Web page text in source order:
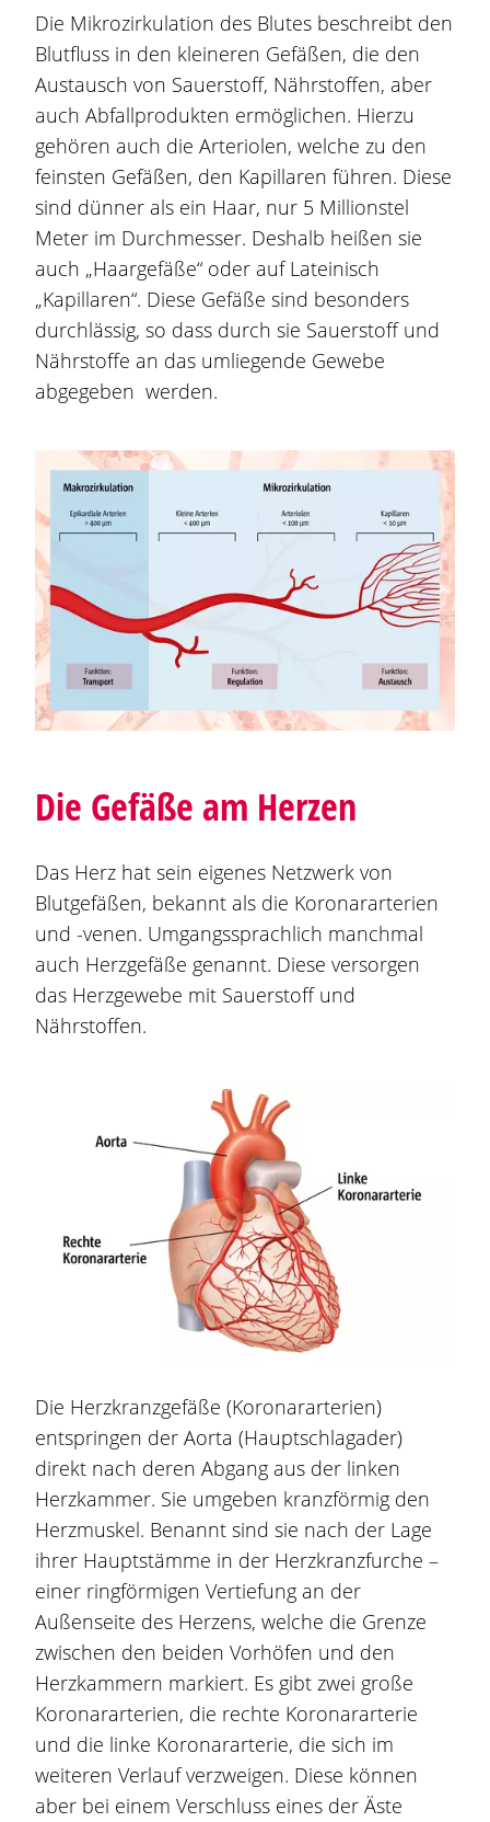
Die Mikrozirkulation des Blutes beschreibt den
Blutfluss in den kleineren Gefäßen, die den
Austausch von Sauerstoff, Nährstoffen, aber
auch Abfallprodukten ermöglichen. Hierzu
gehören auch die Arteriolen, welche zu den
feinsten Gefäßen, den Kapillaren führen. Diese
sind dünner als ein Haar, nur 5 Millionstel
Meter im Durchmesser. Deshalb heißen sie
auch „Haargefäße“ oder auf Lateinisch
„Kapillaren“. Diese Gefäße sind besonders
durchlässig, so dass durch sie Sauerstoff und
Nährstoffe an das umliegende Gewebe
abgegeben werden.
Die Gefäße am Herzen
Das Herz hat sein eigenes Netzwerk von
Blutgefäßen, bekannt als die Koronararterien
und -venen. Umgangssprachlich manchmal
auch Herzgefäße genannt. Diese versorgen
das Herzgewebe mit Sauerstoff und
Nährstoffen.
Die Herzkranzgefäße (Koronararterien)
entspringen der Aorta (Hauptschlagader)
direkt nach deren Abgang aus der linken
Herzkammer. Sie umgeben kranzförmig den
Herzmuskel. Benannt sind sie nach der Lage
ihrer Hauptstämme in der Herzkranzfurche –
einer ringförmigen Vertiefung an der
Außenseite des Herzens, welche die Grenze
zwischen den beiden Vorhöfen und den
Herzkammern markiert. Es gibt zwei große
Koronararterien, die rechte Koronararterie
und die linke Koronararterie, die sich im
weiteren Verlauf verzweigen. Diese können
aber bei einem Verschluss eines der Äste